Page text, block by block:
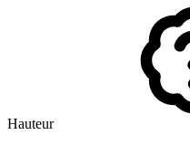
Hauteur